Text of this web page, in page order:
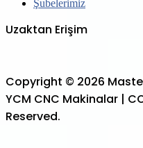
Şubelerimiz
Uzaktan Erişim
Copyright © 2026
YCM CNC Makinalar |
Reserved.